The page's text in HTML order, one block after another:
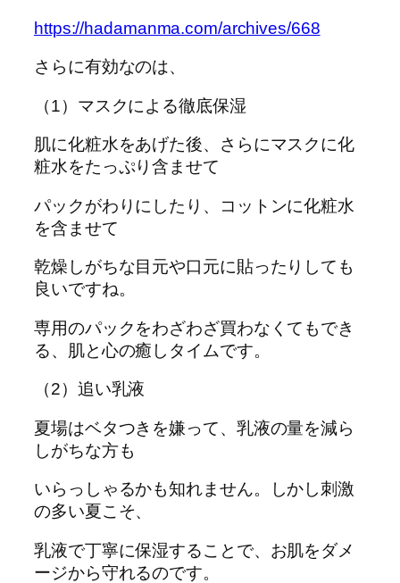
https://hadamanma.com/archives/668
さらに有効なのは、
（1）マスクによる徹底保湿
肌に化粧水をあげた後、さらにマスクに化
粧水をたっぷり含ませて
パックがわりにしたり、コットンに化粧水
を含ませて
乾燥しがちな目元や口元に貼ったりしても
良いですね。
専用のパックをわざわざ買わなくてもでき
る、肌と心の癒しタイムです。
（2）追い乳液
夏場はベタつきを嫌って、乳液の量を減ら
しがちな方も
いらっしゃるかも知れません。しかし刺激
の多い夏こそ、
乳液で丁寧に保湿することで、お肌をダメ
ージから守れるのです。